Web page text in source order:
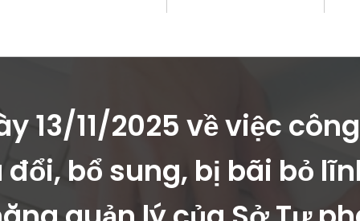
13/11/2025 về việc
bổ sung, bị bãi bỏ